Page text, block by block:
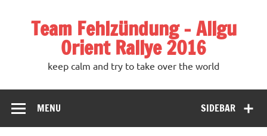
Team Fehlzündung – Allgu
Orient Rallye 2016
keep calm and try to take over the world
SIDEBAR
MENU